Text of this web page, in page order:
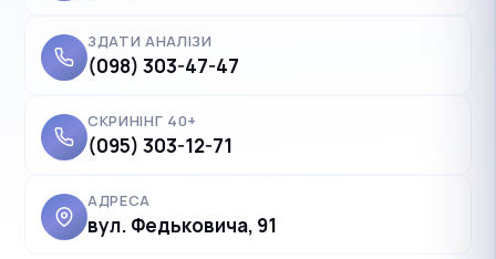
ЗДАТИ АНАЛІЗИ
(098) 303-47-47
СКРИНІНГ 40+
(095) 303-12-71
АДРЕСА
вул. Федьковича, 91